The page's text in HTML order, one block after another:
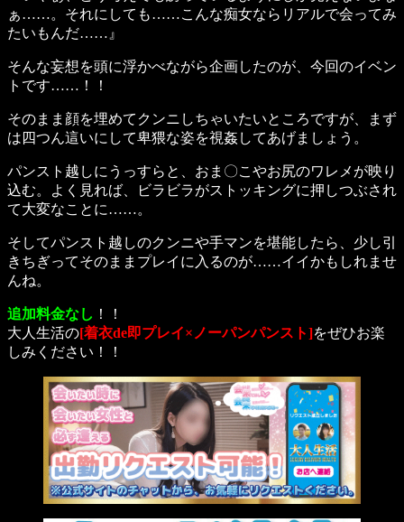
ぁ……。それにしても……こんな痴女ならリアルで会ってみ
たいもんだ……』
そんな妄想を頭に浮かべながら企画したのが、今回のイベン
トです……！！
そのまま顔を埋めてクンニしちゃいたいところですが、まず
は四つん這いにして卑猥な姿を視姦してあげましょう。
パンスト越しにうっすらと、おま〇こやお尻のワレメが映り
込む。よく見れば、ビラビラがストッキングに押しつぶされ
て大変なことに……。
そしてパンスト越しのクンニや手マンを堪能したら、少し引
きちぎってそのままプレイに入るのが……イイかもしれませ
んね。
追加料金なし ！！
大人生活の[着衣de即プレイ×ノーパンパンスト]をぜひお楽
しみください！！